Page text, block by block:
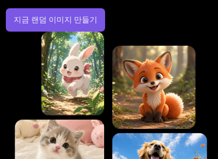
지금 랜덤 이미지 만들기